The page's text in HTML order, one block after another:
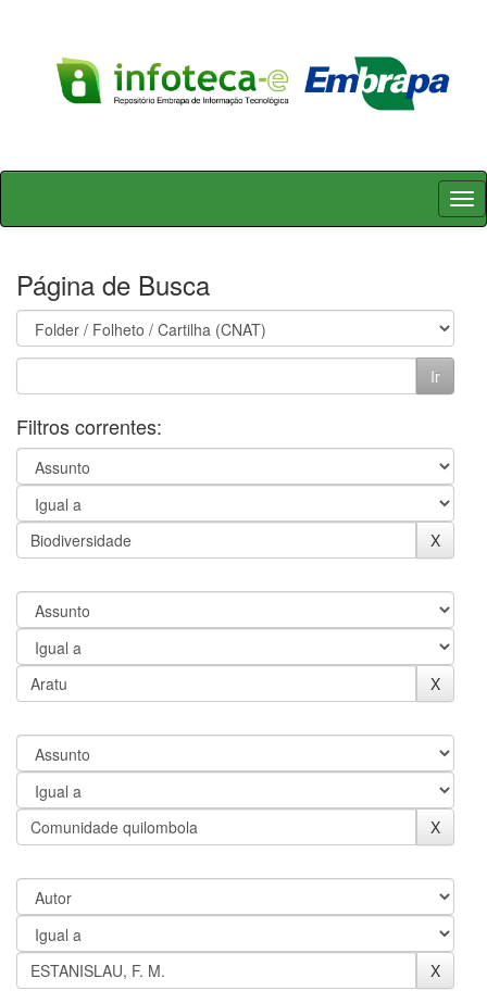
Skip
Página de Busca
Filtros correntes: